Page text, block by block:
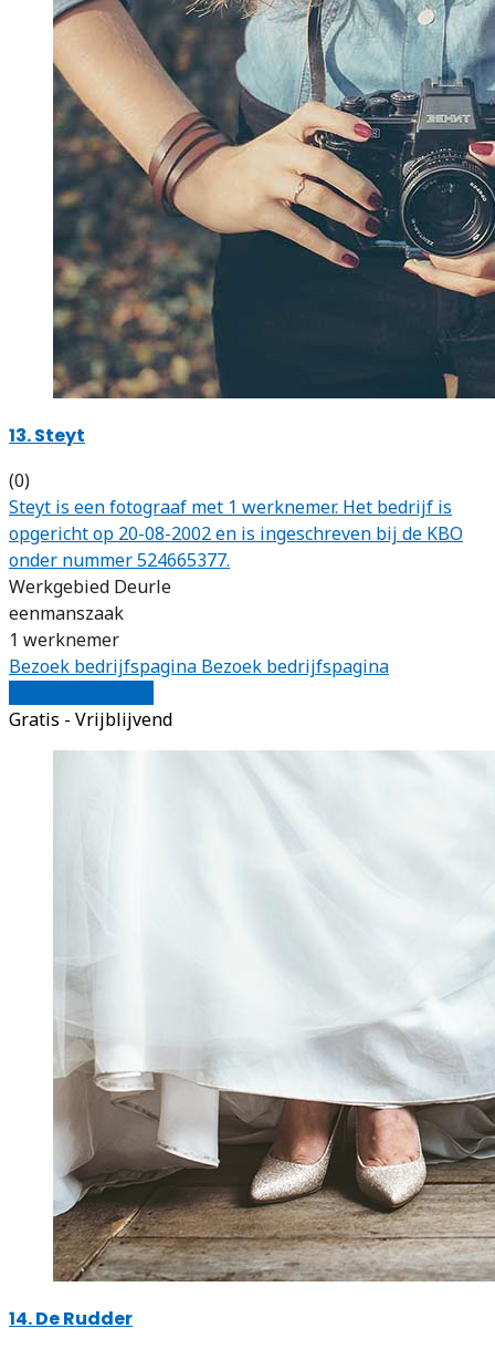
13. Steyt
(0)
Steyt is een fotograaf met 1 werknemer. Het bedrijf is
opgericht op 20-08-2002 en is ingeschreven bij de KBO
onder nummer 524665377.
Werkgebied Deurle
eenmanszaak
1 werknemer
Bezoek bedrijfspagina Bezoek bedrijfspagina
Gratis - Vrijblijvend
14. De Rudder